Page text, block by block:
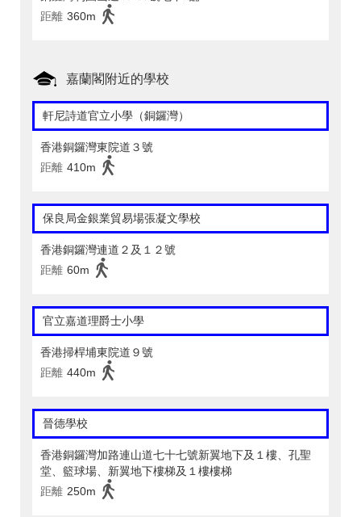
距離 360m
嘉蘭閣附近的學校
軒尼詩道官立小學（銅鑼灣）
香港銅鑼灣東院道３號
距離 410m
保良局金銀業貿易場張凝文學校
香港銅鑼灣連道２及１２號
距離 60m
官立嘉道理爵士小學
香港掃桿埔東院道９號
距離 440m
晉德學校
香港銅鑼灣加路連山道七十七號新翼地下及１樓、孔聖
堂、籃球場、新翼地下樓梯及１樓樓梯
距離 250m